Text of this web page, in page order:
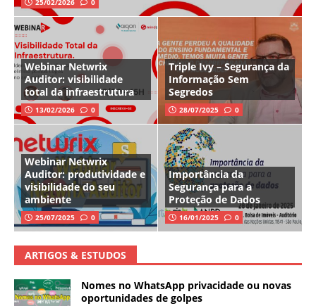
25/02/2026 0
Webinar Netwrix
Auditor: visibilidade
total da infraestrutura
13/02/2026 0
Triple Ivy – Segurança da
Informação Sem
Segredos
28/07/2025 0
Webinar Netwrix
Auditor: produtividade e
visibilidade do seu
ambiente
25/07/2025 0
Importância da
Segurança para a
Proteção de Dados
16/01/2025 0
ARTIGOS & ESTUDOS
Nomes no WhatsApp privacidade ou novas
oportunidades de golpes